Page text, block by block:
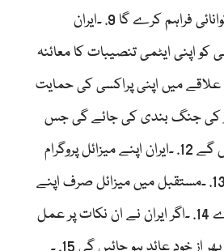
شہر پلانٹ میں ایٹمی توانائی فراہم کرے گا 9. ۔ایران
اپنی ایٹمی تنصیبات کا معائنہ
۔ایران علاقے میں اپنی پراکسی کی حمایت
11۔ 30 روز کی جنگ بندی کی جائے گی جس
میں مذاکرات جاری رہیں گے 12. ۔ایران اپنے میزائل پروگرام
کی پہنچ محدود کرے 13. ۔مستقبل میں میزائل صرف اپنے
دفاع میں استعمال کرے 14. ۔اگر ایران نے ان نکات پر عمل